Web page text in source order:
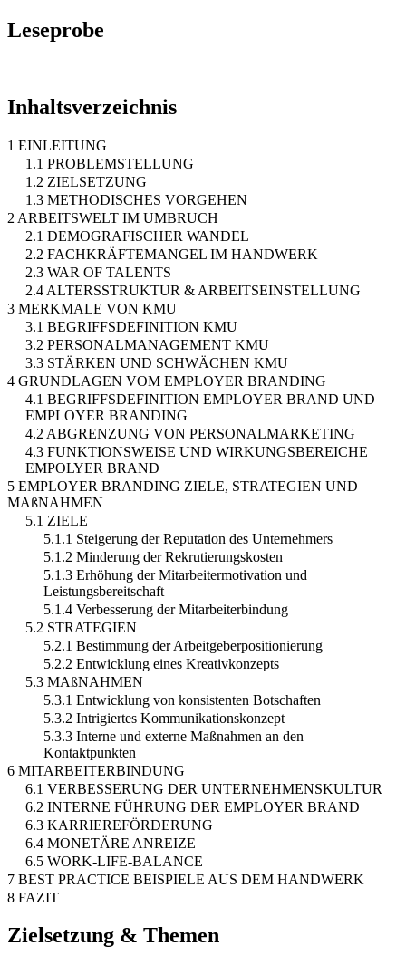
Leseprobe
Inhaltsverzeichnis
1 EINLEITUNG
1.1 PROBLEMSTELLUNG
1.2 ZIELSETZUNG
1.3 METHODISCHES VORGEHEN
2 ARBEITSWELT IM UMBRUCH
2.1 DEMOGRAFISCHER WANDEL
2.2 FACHKRÄFTEMANGEL IM HANDWERK
2.3 WAR OF TALENTS
2.4 ALTERSSTRUKTUR & ARBEITSEINSTELLUNG
3 MERKMALE VON KMU
3.1 BEGRIFFSDEFINITION KMU
3.2 PERSONALMANAGEMENT KMU
3.3 STÄRKEN UND SCHWÄCHEN KMU
4 GRUNDLAGEN VOM EMPLOYER BRANDING
4.1 BEGRIFFSDEFINITION EMPLOYER BRAND UND
EMPLOYER BRANDING
4.2 ABGRENZUNG VON PERSONALMARKETING
4.3 FUNKTIONSWEISE UND WIRKUNGSBEREICHE
EMPOLYER BRAND
5 EMPLOYER BRANDING ZIELE, STRATEGIEN UND
MAßNAHMEN
5.1 ZIELE
5.1.1 Steigerung der Reputation des Unternehmers
5.1.2 Minderung der Rekrutierungskosten
5.1.3 Erhöhung der Mitarbeitermotivation und
Leistungsbereitschaft
5.1.4 Verbesserung der Mitarbeiterbindung
5.2 STRATEGIEN
5.2.1 Bestimmung der Arbeitgeberpositionierung
5.2.2 Entwicklung eines Kreativkonzepts
5.3 MAßNAHMEN
5.3.1 Entwicklung von konsistenten Botschaften
5.3.2 Intrigiertes Kommunikationskonzept
5.3.3 Interne und externe Maßnahmen an den
Kontaktpunkten
6 MITARBEITERBINDUNG
6.1 VERBESSERUNG DER UNTERNEHMENSKULTUR
6.2 INTERNE FÜHRUNG DER EMPLOYER BRAND
6.3 KARRIEREFÖRDERUNG
6.4 MONETÄRE ANREIZE
6.5 WORK-LIFE-BALANCE
7 BEST PRACTICE BEISPIELE AUS DEM HANDWERK
8 FAZIT
Zielsetzung & Themen